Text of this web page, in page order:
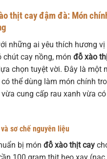
thịt cay đậm đà: Món
những ai yêu thích hương
chút cay nồng, món đỗ xào
chọn tuyệt vời. Đây là một
có thể dùng làm món chính
vừa cung cấp rau xanh vừa
sơ chế nguyên liệu
bị món đỗ xào thịt cay
100 gram thịt heo xay